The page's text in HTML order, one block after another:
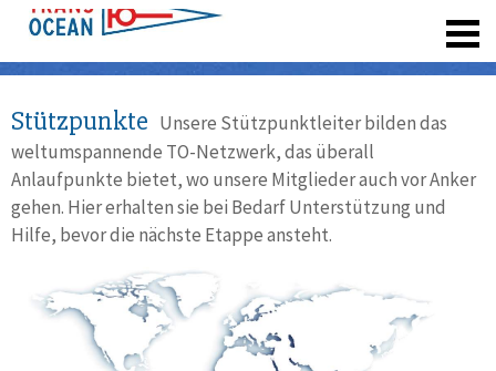
Stützpunkte Unsere Stützpunktleiter bilden das
weltumspannende TO-Netzwerk, das überall
Anlaufpunkte bietet, wo unsere Mitglieder auch vor Anker
gehen. Hier erhalten sie bei Bedarf Unterstützung und
Hilfe, bevor die nächste Etappe ansteht.